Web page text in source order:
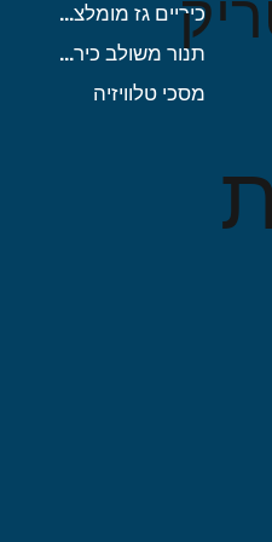
כיריים גז מומלצות
תנור משולב כיריים
מסכי טלוויזיה